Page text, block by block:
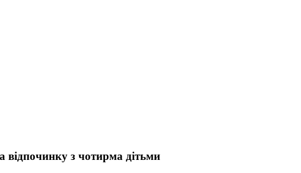
відпочинку з чотирма дітьми